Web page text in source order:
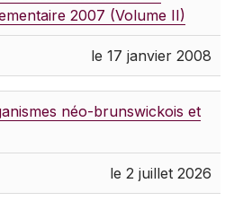
2007 (Volume II)
le 17 janvier 2008
néo-brunswickois et
le 2 juillet 2026